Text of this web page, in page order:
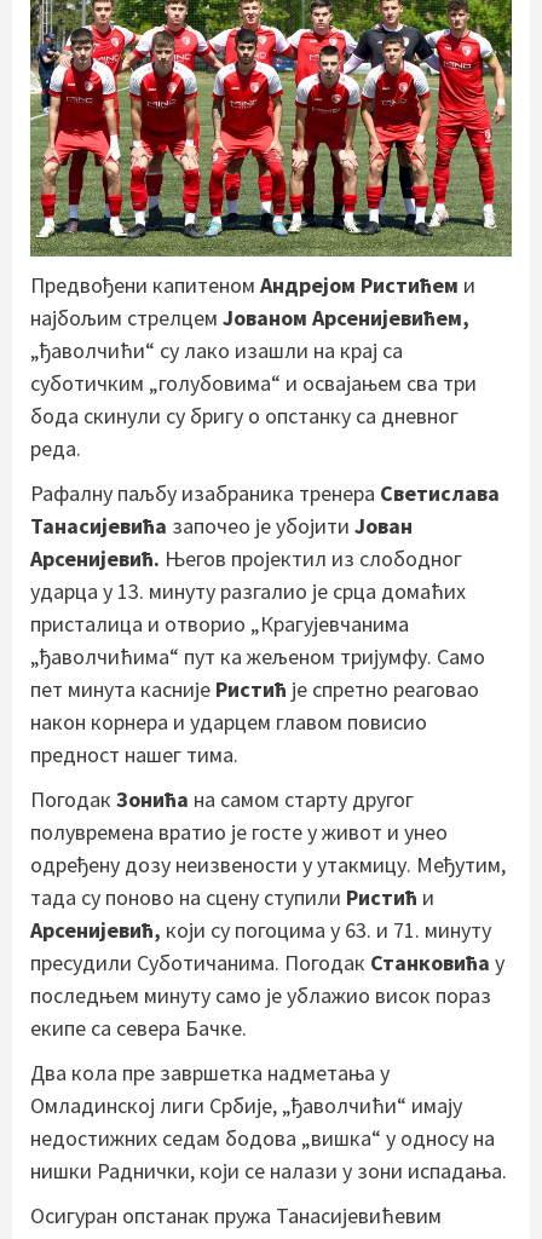
Предвођени капитеном Андрејом Ристићем и
најбољим стрелцем Јованом Арсенијевићем,
„ђаволчићи“ су лако изашли на крај са
суботичким „голубовима“ и освајањем сва три
бода скинули су бригу о опстанку са дневног
реда.
Рафалну паљбу изабраника тренера Светислава
Танасијевића започео је убојити Јован
Арсенијевић. Његов пројектил из слободног
ударца у 13. минуту разгалио је срца домаћих
присталица и отворио „Крагујевчанима
„ђаволчићима“ пут ка жељеном тријумфу. Само
пет минута касније Ристић је спретно реаговао
након корнера и ударцем главом повисио
предност нашег тима.
Погодак Зонића на самом старту другог
полувремена вратио је госте у живот и унео
одређену дозу неизвености у утакмицу. Међутим,
тада су поново на сцену ступили Ристић и
Арсенијевић, који су погоцима у 63. и 71. минуту
пресудили Суботичанима. Погодак Станковића у
последњем минуту само је ублажио висок пораз
екипе са севера Бачке.
Два кола пре завршетка надметања у
Омладинској лиги Србије, „ђаволчићи“ имају
недостижних седам бодова „вишка“ у односу на
нишки Раднички, који се налази у зони испадања.
Осигуран опстанак пружа Танасијевићевим